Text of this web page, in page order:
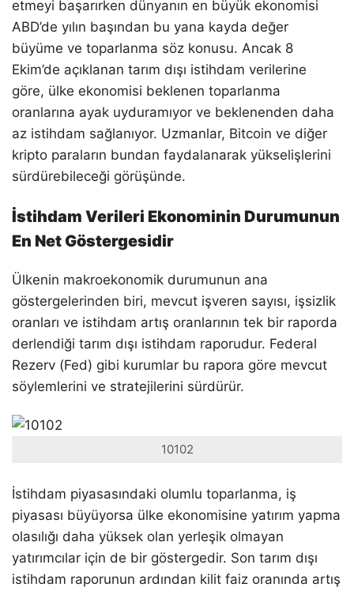
etmeyi başarırken dünyanın en büyük ekonomisi
ABD’de yılın başından bu yana kayda değer
büyüme ve toparlanma söz konusu. Ancak 8
Ekim’de açıklanan tarım dışı istihdam verilerine
göre, ülke ekonomisi beklenen toparlanma
oranlarına ayak uyduramıyor ve beklenenden daha
az istihdam sağlanıyor. Uzmanlar, Bitcoin ve diğer
kripto paraların bundan faydalanarak yükselişlerini
sürdürebileceği görüşünde.
İstihdam Verileri Ekonominin Durumunun
En Net Göstergesidir
Ülkenin makroekonomik durumunun ana
göstergelerinden biri, mevcut işveren sayısı, işsizlik
oranları ve istihdam artış oranlarının tek bir raporda
derlendiği tarım dışı istihdam raporudur. Federal
Rezerv (Fed) gibi kurumlar bu rapora göre mevcut
söylemlerini ve stratejilerini sürdürür.
10102
İstihdam piyasasındaki olumlu toparlanma, iş
piyasası büyüyorsa ülke ekonomisine yatırım yapma
olasılığı daha yüksek olan yerleşik olmayan
yatırımcılar için de bir göstergedir. Son tarım dışı
istihdam raporunun ardından kilit faiz oranında artış